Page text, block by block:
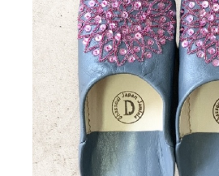
ナチュラルⓇ